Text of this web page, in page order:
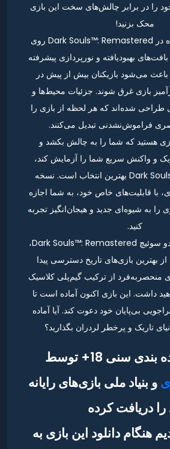
را در برابر چالش‌های سخت این بازی
محک بزنید!
گرافیک بازسازی‌شده در Dark Souls™: Remastered روی
بهبود‌یافته و نورپردازی پیشرفته
می‌شود بازیکنان بیش از پیش در
بازی غرق شوند. جزئیات محیط‌ها و
شده‌اند که هر لحظه از بازی را
فراموش‌نشدنی تبدیل می‌کنند.
هستید که شما را به چالش بکشد و
و واکنش سریع شما را آزمایش کند،
Dark Souls™: Remastered بهترین انتخاب است. نسخه
با قابلیت‌های خاص خود، به شما اجازه
به شیوه‌ای جدید و هیجان‌انگیز تجربه
کنید.
با دریافت نسخه نینتندو سوئیچ Dark Souls™: Remastered،
بهترین بازی‌های تاریخ دسترسی پیدا
منحصر‌به‌فرد از ترکیب گیم‌پلی کلاسیک
داشت. این بازی اکنون آماده است تا
بی‌پایان خود دعوت کند. آیا آماده
تاریک و پرخطر لردران بگذارید؟
این بازی رده بندی سنی 18+ توسط
و بنیاد ملی بازی‌های رایانه
را دریافت کرده
هنگام دانلود این بازی به